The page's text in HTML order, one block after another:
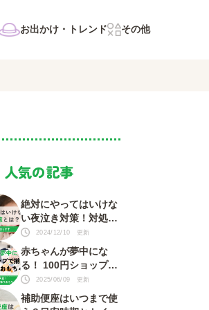
お出かけ・トレンド その他
人気の記事
絶対にやってはいけな
い夜泣き対策！対処法
を知って赤ちゃんもマ
マも安心
2024/12/10 更新
赤ちゃんが夢中にな
る！ 100円ショップで
揃う 手づくり知育おも
ちゃ
2025/06/09 更新
補助便座はいつまで使